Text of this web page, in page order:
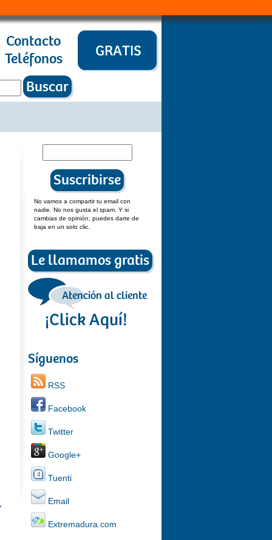
Contacto
Teléfonos
No vamos a compartir tu email con
nadie. No nos gusta el spam. Y si
cambias de opinión, puedes darte de
baja en un solo clic.
Síguenos
RSS
Facebook
Twitter
Google+
Tuenti
Email
Extremadura.com